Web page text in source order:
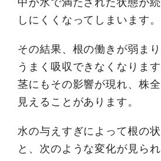
しにくくなってしまいます
その結果、根の働きが弱ま
うまく吸収できなくなりま
茎にもその影響が現れ、株
見えることがあります。
水の与えすぎによって根の
と、次のような変化が見ら